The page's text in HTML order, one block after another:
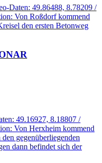
Daten: 49.86488, 8.78209 /
Von Roßdorf kommend
den ersten Betonweg
49.16927, 8.18807 /
Von Herxheim kommend
gegenüberliegenden
dann befindet sich der